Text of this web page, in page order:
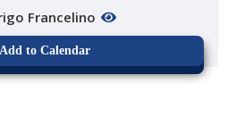
Francelino
Add to Calendar